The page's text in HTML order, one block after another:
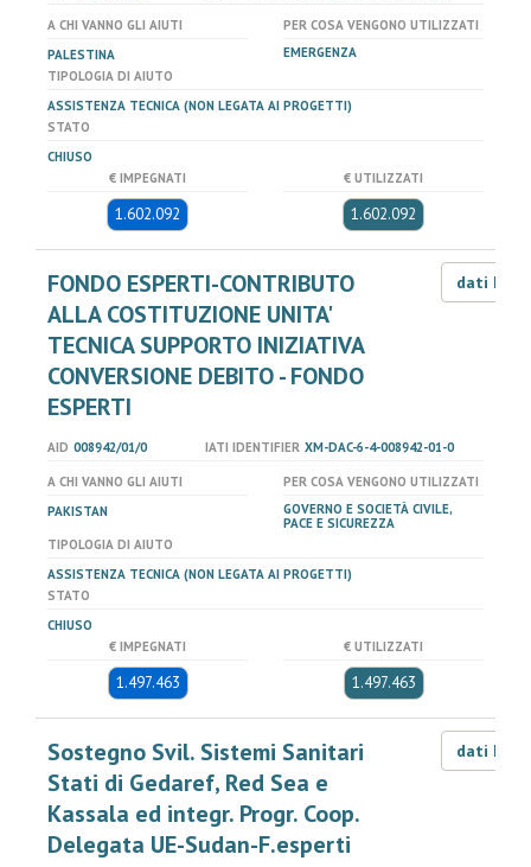
A CHI VANNO GLI AIUTI
PALESTINA
PER COSA VENGONO UTILIZZATI
EMERGENZA
TIPOLOGIA DI AIUTO
ASSISTENZA TECNICA (NON LEGATA AI PROGETTI)
STATO
CHIUSO
€ IMPEGNATI
1.602.092
€ UTILIZZATI
1.602.092
FONDO ESPERTI-CONTRIBUTO
ALLA COSTITUZIONE UNITA'
TECNICA SUPPORTO INIZIATIVA
CONVERSIONE DEBITO - FONDO
ESPERTI
dati LOD
AID 008942/01/0 IATI IDENTIFIER XM-DAC-6-4-008942-01-0
A CHI VANNO GLI AIUTI
PAKISTAN
PER COSA VENGONO UTILIZZATI
GOVERNO E SOCIETÀ CIVILE,
PACE E SICUREZZA
TIPOLOGIA DI AIUTO
ASSISTENZA TECNICA (NON LEGATA AI PROGETTI)
STATO
CHIUSO
€ IMPEGNATI
1.497.463
€ UTILIZZATI
1.497.463
Sostegno Svil. Sistemi Sanitari
Stati di Gedaref, Red Sea e
Kassala ed integr. Progr. Coop.
Delegata UE-Sudan-F.esperti
dati LOD